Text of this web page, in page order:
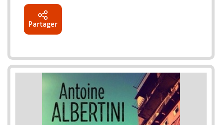
Partager